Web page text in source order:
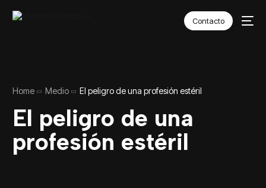
Contacto
Home Medio El peligro de una profesión estéril
El peligro de una
profesión estéril